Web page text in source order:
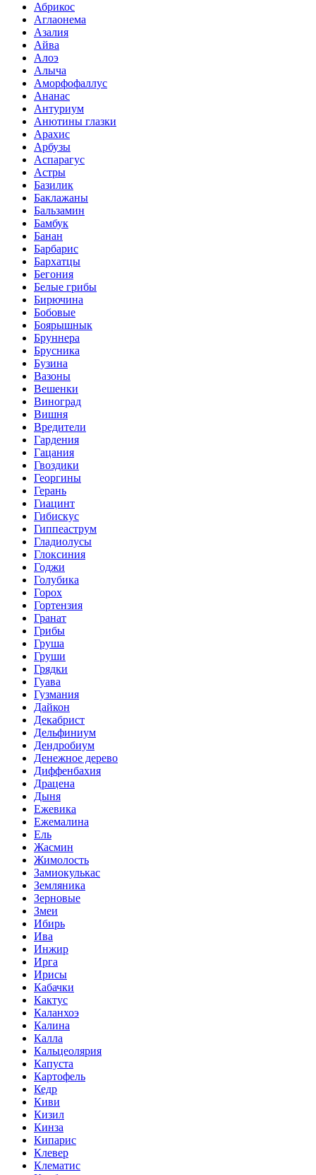
Абрикос
Аглаонема
Азалия
Айва
Алоэ
Алыча
Аморфофаллус
Ананас
Антуриум
Анютины глазки
Арахис
Арбузы
Аспарагус
Астры
Базилик
Баклажаны
Бальзамин
Бамбук
Банан
Барбарис
Бархатцы
Бегония
Белые грибы
Бирючина
Бобовые
Боярышнык
Бруннера
Брусника
Бузина
Вазоны
Вешенки
Виноград
Вишня
Вредители
Гардения
Гацания
Гвоздики
Георгины
Герань
Гиацинт
Гибискус
Гиппеаструм
Гладиолусы
Глоксиния
Годжи
Голубика
Горох
Гортензия
Гранат
Грибы
Груша
Груши
Грядки
Гуава
Гузмания
Дайкон
Декабрист
Дельфиниум
Дендробиум
Денежное дерево
Диффенбахия
Драцена
Дыня
Ежевика
Ежемалина
Ель
Жасмин
Жимолость
Замиокулькас
Земляника
Зерновые
Змеи
Ибирь
Ива
Инжир
Ирга
Ирисы
Кабачки
Кактус
Каланхоэ
Калина
Калла
Кальцеолярия
Капуста
Картофель
Кедр
Киви
Кизил
Кинза
Кипарис
Клевер
Клематис